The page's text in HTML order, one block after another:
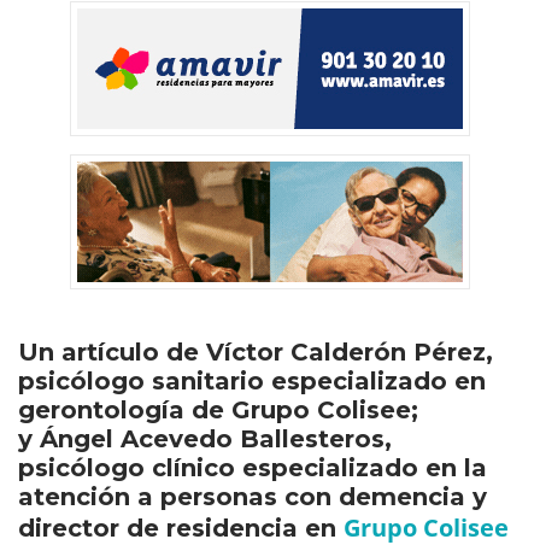
Un artículo de Víctor Calderón Pérez,
psicólogo sanitario especializado en
gerontología de Grupo Colisee;
y Ángel Acevedo Ballesteros,
psicólogo clínico especializado en la
atención a personas con demencia y
director de residencia en Grupo Colisee